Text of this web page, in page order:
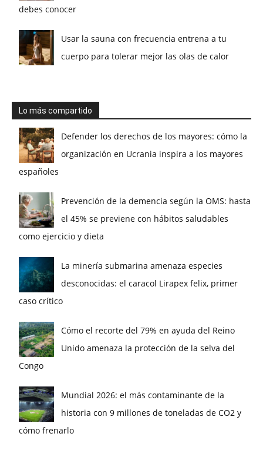
debes conocer
Usar la sauna con frecuencia entrena a tu
cuerpo para tolerar mejor las olas de calor
Lo más compartido
Defender los derechos de los mayores: cómo la
organización en Ucrania inspira a los mayores
españoles
Prevención de la demencia según la OMS: hasta
el 45% se previene con hábitos saludables
como ejercicio y dieta
La minería submarina amenaza especies
desconocidas: el caracol Lirapex felix, primer
caso crítico
Cómo el recorte del 79% en ayuda del Reino
Unido amenaza la protección de la selva del
Congo
Mundial 2026: el más contaminante de la
historia con 9 millones de toneladas de CO2 y
cómo frenarlo